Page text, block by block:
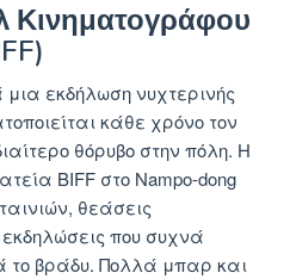
Κινηματογράφου
εκδήλωση νυχτερινής
κάθε χρόνο τον
θόρυβο στην πόλη. Η
BIFF στο Nampo-dong
θεάσεις
εκδηλώσεις που συχνά
το βράδυ. Πολλά μπαρ και